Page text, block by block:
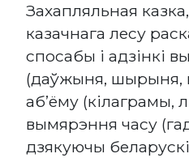
Захапляльная
казачнага лесу
спосабы і адзінкі
(даўжыня, шырыня,
аб’ёму (кілаграмы,
вымярэння часу
дзякуючы